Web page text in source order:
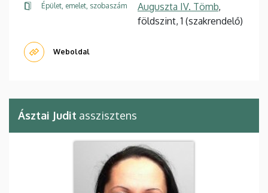
Épület, emelet, szobaszám Auguszta IV. Tömb,
földszint, 1 (szakrendelő)
Weboldal
Ásztai Judit asszisztens